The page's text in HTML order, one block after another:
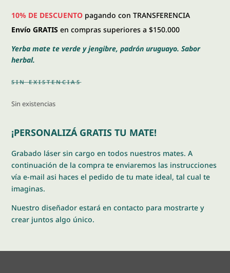
10% DE DESCUENTO pagando con TRANSFERENCIA
Envío GRATIS en compras superiores a $150.000
Yerba mate te verde y jengibre, padrón uruguayo. Sabor
herbal.
SIN EXISTENCIAS
Sin existencias
¡PERSONALIZÁ GRATIS TU MATE!
Grabado láser sin cargo en todos nuestros mates. A
continuación de la compra te enviaremos las instrucciones
vía e-mail asi haces el pedido de tu mate ideal, tal cual te
imaginas.
Nuestro diseñador estará en contacto para mostrarte y
crear juntos algo único.